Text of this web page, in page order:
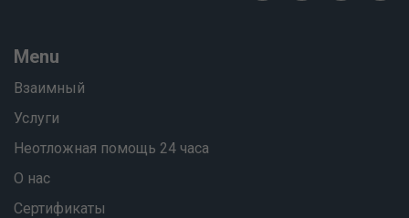
Menu
Взаимный
Услуги
Неотложная помощь 24 часа
О нас
Сертификаты